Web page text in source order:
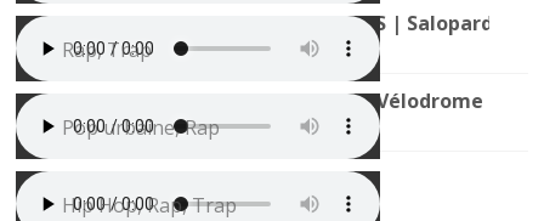
Instru rap Mélodieuse Type MAES | Salopard
Rap, Trap
Jul Type Beat (Style Marseille) | Vélodrome
Pop urbaine, Rap
Hip Hop, Rap, Trap